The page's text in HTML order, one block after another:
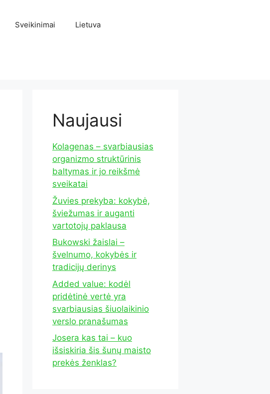
Sveikinimai Lietuva
Naujausi
Kolagenas – svarbiausias
organizmo struktūrinis
baltymas ir jo reikšmė
sveikatai
Žuvies prekyba: kokybė,
šviežumas ir auganti
vartotojų paklausa
Bukowski žaislai –
švelnumo, kokybės ir
tradicijų derinys
Added value: kodėl
pridėtinė vertė yra
svarbiausias šiuolaikinio
verslo pranašumas
Josera kas tai – kuo
išsiskiria šis šunų maisto
prekės ženklas?